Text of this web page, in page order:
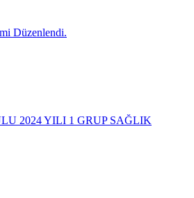
Düzenlendi.
2024 YILI 1 GRUP SAĞLIK